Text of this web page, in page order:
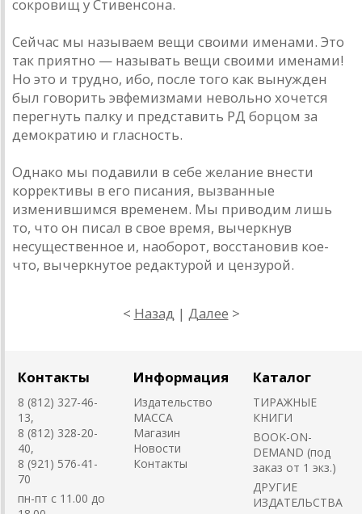
сокровищ у Стивенсона.
Сейчас мы называем вещи своими именами. Это
так приятно — называть вещи своими именами!
Но это и трудно, ибо, после того как вынужден
был говорить эвфемизмами невольно хочется
перегнуть палку и представить РД борцом за
демократию и гласность.
Однако мы подавили в себе желание внести
коррективы в его писания, вызванные
изменившимся временем. Мы приводим лишь
то, что он писал в свое время, вычеркнув
несущественное и, наоборот, восстановив кое-
что, вычеркнутое редактурой и цензурой.
< Назад | Далее >
Контакты
8 (812) 327-46-
13,
8 (812) 328-20-
40,
8 (921) 576-41-
70
пн-пт с 11.00 до
Информация
Издательство
MACCA
Магазин
Новости
Контакты
Каталог
ТИРАЖНЫЕ
КНИГИ
BOOK-ON-
DEMAND (под
заказ от 1 экз.)
ДРУГИЕ
ИЗДАТЕЛЬСТВА